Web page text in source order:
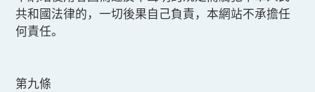
共和國法律的，一切後果自己負責，本網站不承擔任
何責任。
第九條